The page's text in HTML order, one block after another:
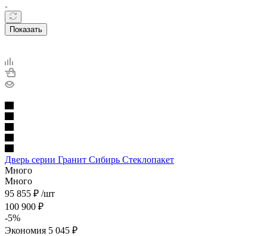
Показать
Дверь серии Гранит Сибирь Стеклопакет
Много
Много
95 855 ₽ /шт
100 900 ₽
-5%
Экономия 5 045 ₽